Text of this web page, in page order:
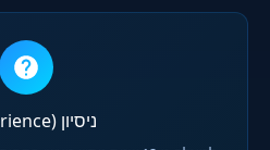
ניסיון (Experience)